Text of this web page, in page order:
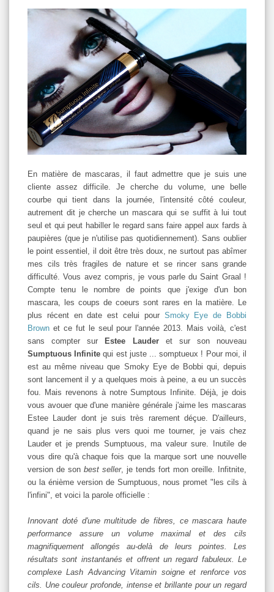
En matière de mascaras, il faut admettre que je suis une
cliente assez difficile. Je cherche du volume, une belle
courbe qui tient dans la journée, l'intensité côté couleur,
autrement dit je cherche un mascara qui se suffit à lui tout
seul et qui peut habiller le regard sans faire appel aux fards à
paupières (que je n'utilise pas quotidiennement). Sans oublier
le point essentiel, il doit être très doux, ne surtout pas abîmer
mes cils très fragiles de nature et se rincer sans grande
difficulté. Vous avez compris, je vous parle du Saint Graal !
Compte tenu le nombre de points que j'exige d'un bon
mascara, les coups de coeurs sont rares en la matière. Le
plus récent en date est celui pour Smoky Eye de Bobbi
Brown et ce fut le seul pour l'année 2013. Mais voilà, c'est
sans compter sur Estee Lauderet sur son nouveau
Sumptuous Infinitequi est juste ... somptueux ! Pour moi, il
est au même niveau que Smoky Eye de Bobbi qui, depuis
sont lancement il y a quelques mois à peine, a eu un succès
fou. Mais revenons à notre Sumptous Infinite. Déjà, je dois
vous avouer que d'une manière générale j'aime les mascaras
Estee Lauder dont je suis très rarement déçue. D'ailleurs,
quand je ne sais plus vers quoi me tourner, je vais chez
Lauder et je prends Sumptuous, ma valeur sure. Inutile de
vous dire qu'à chaque fois que la marque sort une nouvelle
version de son best seller, je tends fort mon oreille. Infitnite,
ou la énième version de Sumptuous, nous promet "les cils à
l'infini", et voici la parole officielle :
Innovant doté d'une multitude de fibres, ce mascara haute
performance assure un volume maximal et des cils
magnifiquement allongés au-delà de leurs pointes. Les
résultats sont instantanés et offrent un regard fabuleux. Le
complexe Lash Advancing Vitamin soigne et renforce vos
cils. Une couleur profonde, intense et brillante pour un regard